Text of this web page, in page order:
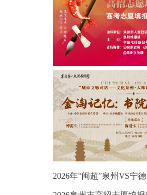
2026年“闽超”泉州VS宁德